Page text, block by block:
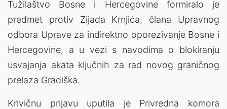
Tužilaštvo Bosne i Hercegovine formiralo je
predmet protiv Zijada Krnjića, člana Upravnog
odbora Uprave za indirektno oporezivanje Bosne i
Hercegovine, a u vezi s navodima o blokiranju
usvajanja akata ključnih za rad novog graničnog
prelaza Gradiška.
Krivičnu prijavu uputila je Privredna komora